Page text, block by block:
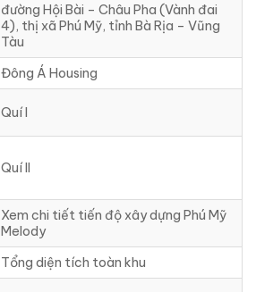
đường Hội Bài – Châu Pha (Vành đai
4), thị xã Phú Mỹ, tỉnh Bà Rịa – Vũng
Tàu
Đông Á Housing
Quí I
Quí II
Xem chi tiết tiến độ xây dựng Phú Mỹ
Melody
Tổng diện tích toàn khu